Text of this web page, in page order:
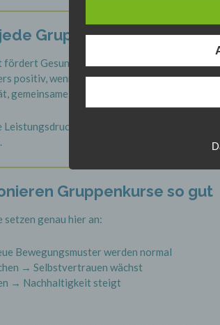
Gruppe ist gesund
Gesundheit.
positiv, wenn sie sinnstiftend sind:
gemeinsame Entwicklung.
Leistungsdruck, Isolation oder ungesunde
Gruppenkurse so gut
genau hier an:
Bewegungsmuster werden normal
→ Selbstvertrauen wächst
→ Nachhaltigkeit steigt
Einschränkung der
personenbezogener
Profiling ist jede Art
werden, um
Arbeitsleistung,
Interessen,
dieser natürlichen
Pseudonymisierung
einer Weise, auf